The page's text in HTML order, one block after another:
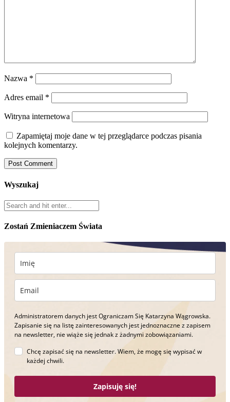
Nazwa *
Adres email *
Witryna internetowa
Zapamiętaj moje dane w tej przeglądarce podczas pisania
kolejnych komentarzy.
Wyszukaj
Zostań Zmieniaczem Świata
Administratorem danych jest Ograniczam Się Katarzyna Wągrowska.
Zapisanie się na listę zainteresowanych jest jednoznaczne z zapisem
na newsletter, nie wiąże się jednak z żadnymi zobowiązaniami.
Chcę zapisać się na newsletter. Wiem, że mogę się wypisać w
każdej chwili.
Zapisuję się!